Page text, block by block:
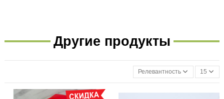
Другие продукты
Релевантность 15